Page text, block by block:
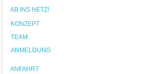
AB INS NETZ!
KONZEPT
TEAM
ANMELDUNG
ANFAHRT